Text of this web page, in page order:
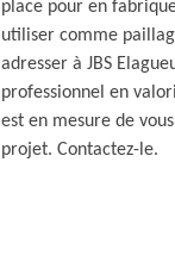
place pour en
utiliser comme
adresser à JBS
professionnel en
est en mesure de
projet. Contactez-le.